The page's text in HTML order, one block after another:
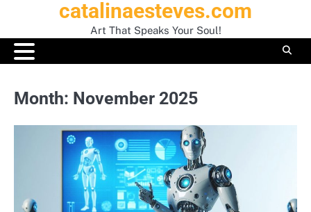
content
catalinaesteves.com
Art That Speaks Your Soul!
Month: November 2025